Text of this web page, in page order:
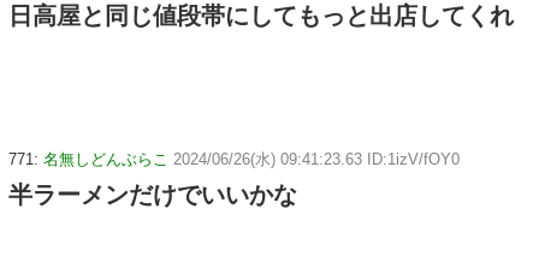
日高屋と同じ値段帯にしてもっと出店してくれ
771: 名無しどんぶらこ 2024/06/26(水) 09:41:23.63 ID:1izV/fOY0
半ラーメンだけでいいかな